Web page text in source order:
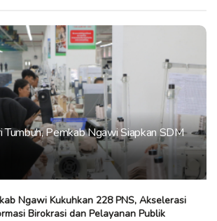
Tumbuh, Pemkab Ngawi Siapkan SDM
Ngawi Kukuhkan 228 PNS, Akselerasi
Birokrasi dan Pelayanan Publik